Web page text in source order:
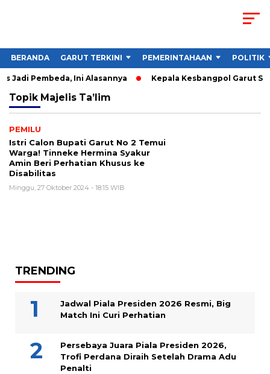
BERANDA GARUT TERKINI PEMERINTAHAAN POLITIK
Jadi Pembeda, Ini Alasannya Kepala Kesbangpol Garut
Topik Majelis Ta’lim
PEMILU
Istri Calon Bupati Garut No 2 Temui
Warga! Tinneke Hermina Syakur
Amin Beri Perhatian Khusus ke
Disabilitas
Minggu, 27 Oktober 2024 - 18:15 WIB
TRENDING
Jadwal Piala Presiden 2026 Resmi, Big
Match Ini Curi Perhatian
Persebaya Juara Piala Presiden 2026,
Trofi Perdana Diraih Setelah Drama Adu
Penalti